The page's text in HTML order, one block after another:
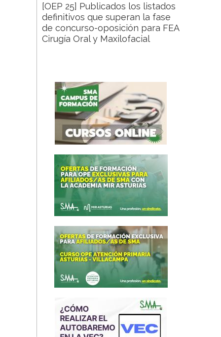
[OEP 25] Publicados los listados
definitivos que superan la fase
de concurso-oposición para FEA
Cirugía Oral y Maxilofacial